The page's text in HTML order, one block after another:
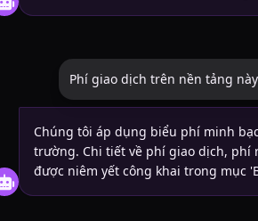
Phí giao dịch trên nền tảng
Chúng tôi áp dụng biểu phí minh
trường. Chi tiết về phí giao dịch, phí
được niêm yết công khai trong mục